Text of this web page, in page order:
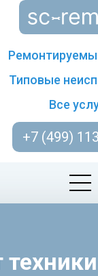
Типовые
Все
+7 (499)